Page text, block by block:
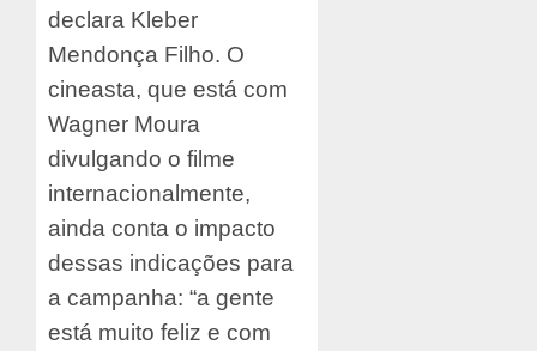
declara Kleber
Mendonça Filho. O
cineasta, que está com
Wagner Moura
divulgando o filme
internacionalmente,
ainda conta o impacto
dessas indicações para
a campanha: “a gente
está muito feliz e com